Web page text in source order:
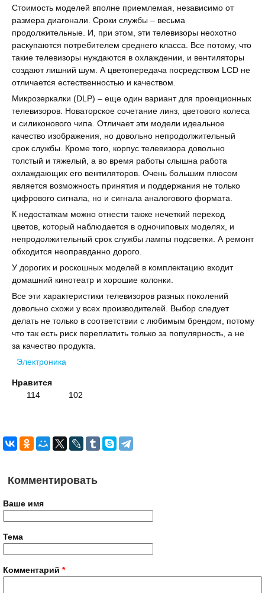
Стоимость моделей вполне приемлемая, независимо от
размера диагонали. Сроки службы – весьма
продолжительные. И, при этом, эти телевизоры неохотно
раскупаются потребителем среднего класса. Все потому, что
такие телевизоры нуждаются в охлаждении, и вентиляторы
создают лишний шум. А цветопередача посредством LCD не
отличается естественностью и качеством.
Микрозеркалки (DLP) – еще один вариант для проекционных
телевизоров. Новаторское сочетание линз, цветового колеса
и силиконового чипа. Отличает эти модели идеальное
качество изображения, но довольно непродолжительный
срок службы. Кроме того, корпус телевизора довольно
толстый и тяжелый, а во время работы слышна работа
охлаждающих его вентиляторов. Очень большим плюсом
является возможность принятия и поддержания не только
цифрового сигнала, но и сигнала аналогового формата.
К недостаткам можно отнести также нечеткий переход
цветов, который наблюдается в одночиповых моделях, и
непродолжительный срок службы лампы подсветки. А ремонт
обходится неоправданно дорого.
У дорогих и роскошных моделей в комплектацию входит
домашний кинотеатр и хорошие колонки.
Все эти характеристики телевизоров разных поколений
довольно схожи у всех производителей. Выбор следует
делать не только в соответствии с любимым брендом, потому
что так есть риск переплатить только за популярность, а не
за качество продукта.
Электроника
Нравится
114
102
Комментировать
Ваше имя
Тема
Комментарий *